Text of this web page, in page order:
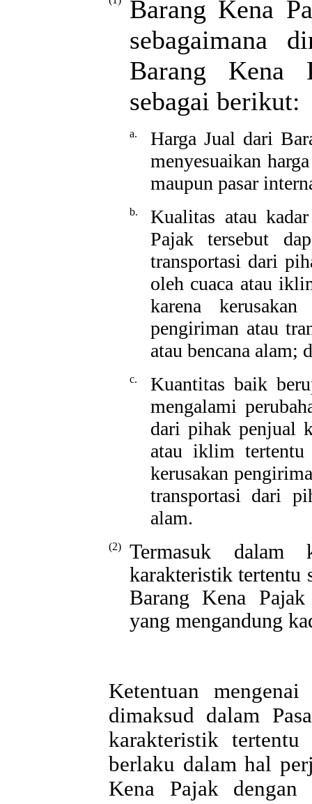
Barang Kena
sebagaimana
Barang Kena
sebagai berikut:
a.
Harga Jual dari
menyesuaikan
maupun pasar
b.
Kualitas atau
Pajak tersebut
transportasi dari
oleh cuaca atau
karena
pengiriman atau
atau bencana alam;
c.
Kuantitas baik
mengalami
dari pihak penjual
atau iklim tertentu
kerusakan
transportasi dari
alam.
(2)
Termasuk dalam
karakteristik tertentu
Barang Kena Pajak
yang mengandung
Ketentuan
dimaksud dalam
karakteristik tertentu
berlaku dalam hal
Kena Pajak dengan